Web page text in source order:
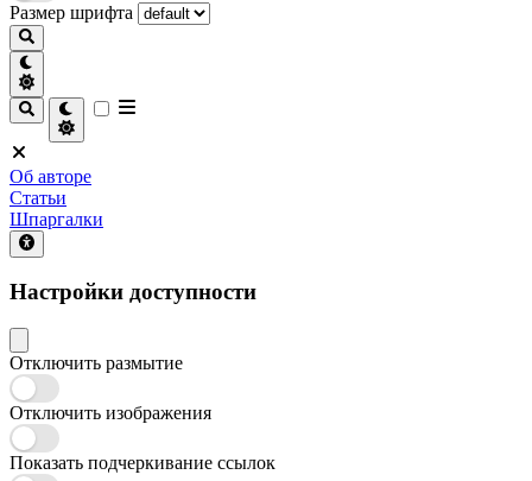
Размер шрифта
Об авторе
Статьи
Шпаргалки
Настройки доступности
Отключить размытие
Отключить изображения
Показать подчеркивание ссылок